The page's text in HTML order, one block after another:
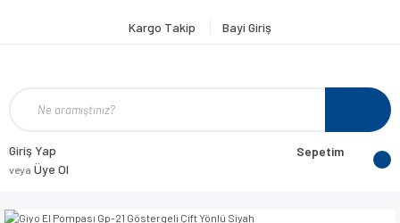
Kargo Takip Bayi Giriş
Giriş Yap
veya Üye Ol
Sepetim